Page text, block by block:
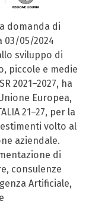
domanda di
03/05/2024
sviluppo di
piccole e medie
2021–2027, ha
Europea,
21–27, per la
volto al
aziendale.
di
consulenze
Artificiale,